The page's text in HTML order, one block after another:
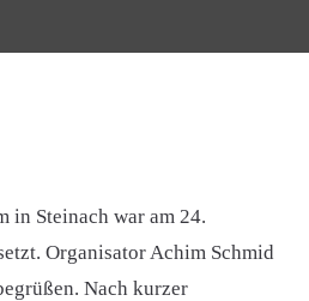
in Steinach war am 24.
Organisator Achim Schmid
Nach kurzer